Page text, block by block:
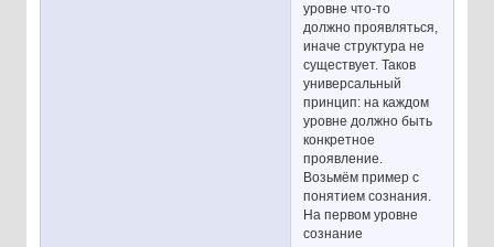
уровне что-то
должно проявляться,
иначе структура не
существует. Таков
универсальный
принцип: на каждом
уровне должно быть
конкретное
проявление.
Возьмём пример с
понятием сознания.
На первом уровне
сознание